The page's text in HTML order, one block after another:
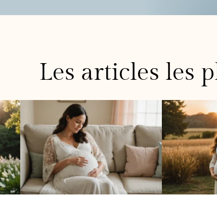
Les articles les